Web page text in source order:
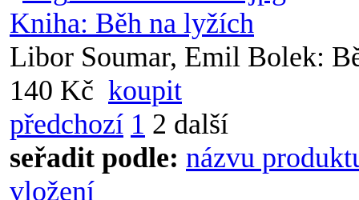
Kniha: Běh na lyžích
Libor Soumar, Emil Bolek:
140 Kč koupit
předchozí 1 2 další
seřadit podle: názvu
vložení